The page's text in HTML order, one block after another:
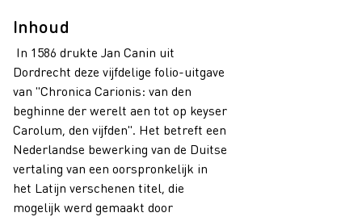
Inhoud
In 1586 drukte Jan Canin uit
Dordrecht deze vijfdelige folio-uitgave
van "Chronica Carionis: van den
beghinne der werelt aen tot op keyser
Carolum, den vijfden". Het betreft een
Nederlandse bewerking van de Duitse
vertaling van een oorspronkelijk in
het Latijn verschenen titel, die
mogelijk werd gemaakt door